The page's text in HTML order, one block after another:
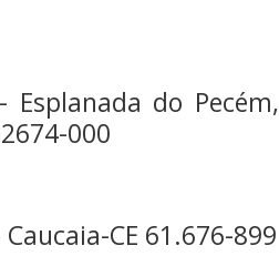
Esplanada do Pecém,
000
CE 61.676-899